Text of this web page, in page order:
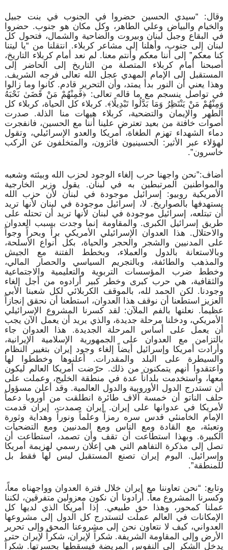
وقال: “سيدي الحسين حضروا في الجنوب في بنت جبيل
والخيام والبياض وعلي الطاهر، وكل مكان هو جنوب. حضروا
في البقاع وجبل لبنان وبيروت والضاحية والشمال، فتحول كل
لبنان إلى جنوب، وأهلنا إلى مشاعر كربلاء. انتقلنا من “يا ليتنا
كنا معكم” إلى أننا معكم وأنتم معنا. لم نعد أمام كربلاء التاريخ،
أصبحنا أمام كربلاء المتصلة من التاريخ إلى الحاضر إلى
المستقبل إلى الإمام المهدي عجل الله تعالى فرجه الشريف.
وهذا يعني أن النور بدأ يمتد، وأن التحرير قادم. كانوا وما زالوا
في تواصل ينسجم مع ما قاله تعالى: ﴿فَمِنْهُمْ مَنْ قَضَىٰ نَحْبَهُ
وَمِنْهُمْ مَنْ يَنْتَظِرُ وَمَا بَدَّلُوا تَبْدِيلًا﴾. كربلاء كل الحياة، كربلاء كل
الطهر والإيمان والتضحية، كربلاء هيهات منا الذلة. صدرت
أصوات خافتة من بعيد تعترض علينا أننا مع الحسين، فانفجرت
دماء الشهداء تهزم الطغاة، أمريكا والعدو الإسرائيلي، وتقول
لهؤلاء عبر الأثير: الحسينيون فائزون، والمتخلفون عن الركب
خاسرون”.
أضاف:”نحن واجهنا حرب إلغاء الوجود لحزب الله وبيئته وشعبه
والمواطنين المرتبطين به في لبنان. يقول وزير الخارجية
الأمريكية روبيو: إسرائيل موجودة في لبنان لأن حزب الله
يستهدفها بالصواريخ. لا، إسرائيل موجودة في لبنان لأنها تريد
أن تبتلعه، إسرائيل موجودة في لبنان لأنها تريد أن تحتله على
طريق إسرائيل الكبرى. والمقاومة إنما وجدت بسبب العدوان
والاحتلال. هذا العدوان الإسرائيلي الأمريكي براً وبحراً وجواً
على المدنيين والشجر والحجر والحياة، بكل أنواع الأسلحة،
وبالاستعانة بالدول والعملاء، وبخطط الفتنة مع الجيش
والمذهب والطائفة، وبالتجريم السياسي والحصار المالي،
وخطط ضرب المؤسسات التربوية والتعليمية والاجتماعية
والثقافية، هي حرب كبرى وخطر كبير أرادوه من أجل إلغاء
وجودنا. لكن الحمد لله، بالموقف الكربلائي لكل شعبنا الأبي
العزيز استطعنا أن نوقف هذا العدوان، استطعنا أن نحقق إنجازاً
عظيماً. نعلنها بالفم الملآن: لقد كسرنا المشروع الإسرائيلي
الأمريكي، ودخلنا مرحلة جديدة، والذي يريد أن يعمل الآن يجب
أن يعمل على أساس المرحلة الجديدة. هذا العدوان جاء
بالتزامن مع العدوان على الجمهورية الإسلامية الإيرانية،
وأرادت أمريكا وإسرائيل أيضاً إلغاء وجود إيران بتغيير النظام
والسيطرة على البلد والمقدرات. أعلنوها وخططوا لها
واعتقدوا أنهم يتمكنون من ذلك. حرّضت أمريكا العالم ليكون
معها، واستخدمت بلداناً عدة في منطقة الخليج، وعملت على
أن تستدرج الدول الأوروبية والدول العالمية. وقد أعلن مسؤول
حلف الناتو أن خمسة آلاف طائرة انطلقت من أوروبا دعماً
لأمريكا في عدوانها على إيران. إيران صمدت، إيران قدمت
الإمام الخامنئي قدس سره رمزاً وعلماً ونوراً وهداية وثورة
وتعبئة، مع القادة ومع الناس ومع المدنيين ومع التضحيات
الكبيرة. وبهذا استطاعت أن تقف وأن تصمد، استطاعت أن
تصل إلى مذكرة التفاهم التي هي إعلان رسمي لهزيمة أمريكا
وإسرائيل. اليوم إيران تصنع المستقبل ليس لها فقط بل
للمنطقة”.
وتابع: “نحن تعاوننا مع إيران خلال فترة العدوان وواجهناه معاً،
وكسرنا المشروع معاً. أرادونا أن نكون معزولين متفرقين، لكننا
عملنا كمحور، وهذا حق طبيعي. إذا أمريكا الذي لديها كل
الإمكانات في العالم عملت لتستدرج كل الدول إلى مشروعها
العدواني، كيف لا نتعاون نحن إلى مشروعنا المحق وإلى تحرير
الأرض وإلى المقاومة الشريفة. شكراً لإيران، شكراً لإيران حتى
يدخل الشكر إلى النفوس المريضة فيسقطها بحسرتها. شكراً